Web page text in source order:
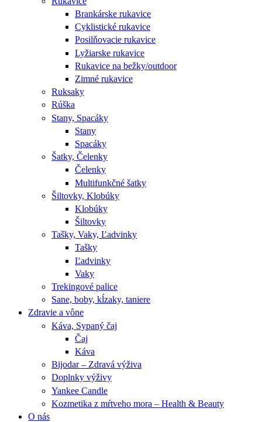
Brankárske rukavice
Cyklistické rukavice
Posilňovacie rukavice
Lyžiarske rukavice
Rukavice na bežky/outdoor
Zimné rukavice
Ruksaky
Rúška
Stany, Spacáky
Stany
Spacáky
Šatky, Čelenky
Čelenky
Multifunkčné šatky
Šiltovky, Klobúky
Klobúky
Šiltovky
Tašky, Vaky, Ľadvinky
Tašky
Ľadvinky
Vaky
Trekingové palice
Sane, boby, kĺzaky, taniere
Zdravie a vône
Káva, Sypaný čaj
Čaj
Káva
Bijodar – Zdravá výživa
Doplnky výživy
Yankee Candle
Kozmetika z mŕtveho mora – Health & Beauty
O nás